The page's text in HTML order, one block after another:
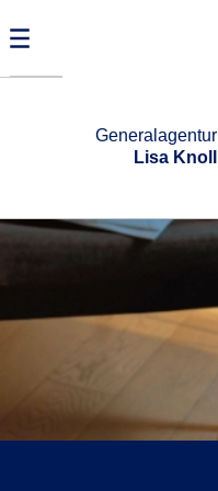
Generalagentur
Lisa Knoll